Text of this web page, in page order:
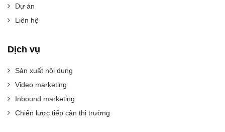
Dự án
Liên hệ
Dịch vụ
Sản xuất nội dung
Video marketing
Inbound marketing
Chiến lược tiếp cận thị trường